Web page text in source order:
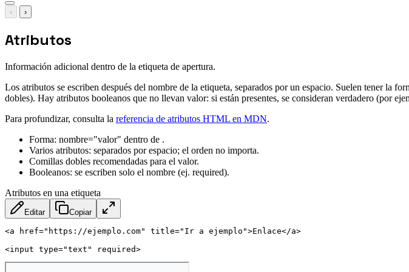
‹ ›
Atributos
Información adicional dentro de la etiqueta de apertura.
Los atributos se escriben después del nombre de la etiqueta, separados por un espacio. Suelen tener la
dobles). Hay atributos booleanos que no llevan valor: si están presentes, se consideran verdadero (por
Para profundizar, consulta la referencia de atributos HTML en MDN.
Forma: nombre="valor" dentro de .
Varios atributos: separados por espacio; el orden no importa.
Comillas dobles recomendadas para el valor.
Booleanos: se escriben solo el nombre (ej. required).
Atributos en una etiqueta
Editar Copiar
<a href=" https://ejemplo.com" title=" Ir a ejemplo ">Enlace</a>
<input type="text " required>